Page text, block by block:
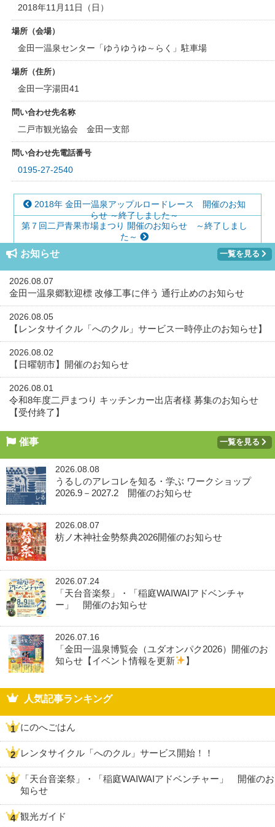
2018年11月11日（日）
場所（会場）
金田一温泉センター「ゆうゆうゆ～らく」駐車場
場所（住所）
金田一字湯田41
問い合わせ先名称
二戸市観光協会 金田一支部
問い合わせ先電話番号
0195-27-2540
2018年 金田一温泉アップルロードレース 開催のお知
らせ ～終了しました～
第７回二戸青果市場まつり 開催のお知らせ ～終了しまし
た～
お知らせ 一覧を見る
2026.08.07
金田一温泉郷歓迎標 改修工事に伴う 通行止めのお知らせ
2026.08.05
【レンタサイクル「へのクル」サービス一時停止のお知らせ】
2026.08.02
【日曜朝市】開催のお知らせ
2026.08.01
令和8年度二戸まつり キッチンカー出店者様 募集のお知らせ
【受付終了】
催事 一覧を見る
2026.08.08
うるしのアレコレを知る・学ぶ ワークショップ
2026.9－2027.2 開催のお知らせ
2026.08.07
枋ノ木神社金勢祭典2026開催のお知らせ
2026.07.24
「天台音楽祭」・「稲庭WAIWAIアドベンチャ
ー」 開催のお知らせ
2026.07.16
「金田一温泉博覧会（ユダオンパク2026）開催のお
知らせ【イベント情報を更新
】
人気記事ランキング
にのへごはん
レンタサイクル「へのクル」サービス開始！！
「天台音楽祭」・「稲庭WAIWAIアドベンチャー」 開催のお
知らせ
観光ガイド